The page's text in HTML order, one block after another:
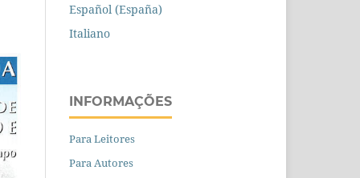
Español (España)
Italiano
INFORMAÇÕES
Para Leitores
Para Autores